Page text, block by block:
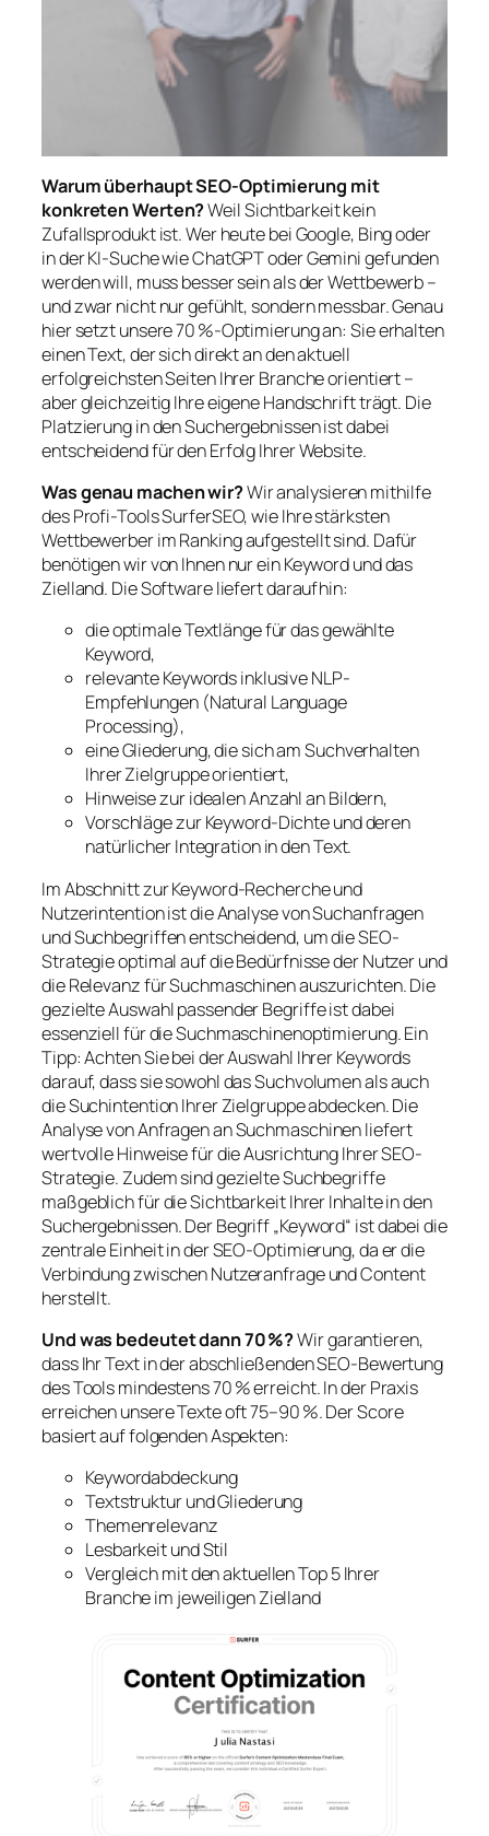
Warum überhaupt SEO-Optimierung mit
konkreten Werten?Weil Sichtbarkeit kein
Zufallsprodukt ist. Wer heute bei Google, Bing oder
in der KI-Suche wie ChatGPT oder Gemini gefunden
werden will, muss besser sein als der Wettbewerb –
und zwar nicht nur gefühlt, sondern messbar. Genau
hier setzt unsere 70 %-Optimierung an: Sie erhalten
einen Text, der sich direkt an den aktuell
erfolgreichsten Seiten Ihrer Branche orientiert –
aber gleichzeitig Ihre eigene Handschrift trägt. Die
Platzierung in den Suchergebnissen ist dabei
entscheidend für den Erfolg Ihrer Website.
Was genau machen wir?Wir analysieren mithilfe
des Profi-Tools SurferSEO, wie Ihre stärksten
Wettbewerber im Ranking aufgestellt sind. Dafür
benötigen wir von Ihnen nur ein Keyword und das
Zielland. Die Software liefert daraufhin:
die optimale Textlänge für das gewählte
Keyword,
relevante Keywords inklusive NLP-
Empfehlungen (Natural Language
Processing),
eine Gliederung, die sich am Suchverhalten
Ihrer Zielgruppe orientiert,
Hinweise zur idealen Anzahl an Bildern,
Vorschläge zur Keyword-Dichte und deren
natürlicher Integration in den Text.
Im Abschnitt zur Keyword-Recherche und
Nutzerintention ist die Analyse von Suchanfragen
und Suchbegriffen entscheidend, um die SEO-
Strategie optimal auf die Bedürfnisse der Nutzer und
die Relevanz für Suchmaschinen auszurichten. Die
gezielte Auswahl passender Begriffe ist dabei
essenziell für die Suchmaschinenoptimierung. Ein
Tipp: Achten Sie bei der Auswahl Ihrer Keywords
darauf, dass sie sowohl das Suchvolumen als auch
die Suchintention Ihrer Zielgruppe abdecken. Die
Analyse von Anfragen an Suchmaschinen liefert
wertvolle Hinweise für die Ausrichtung Ihrer SEO-
Strategie. Zudem sind gezielte Suchbegriffe
maßgeblich für die Sichtbarkeit Ihrer Inhalte in den
Suchergebnissen. Der Begriff „Keyword“ ist dabei die
zentrale Einheit in der SEO-Optimierung, da er die
Verbindung zwischen Nutzeranfrage und Content
herstellt.
Und was bedeutet dann 70 %?Wir garantieren,
dass Ihr Text in der abschließenden SEO-Bewertung
des Tools mindestens 70 % erreicht. In der Praxis
erreichen unsere Texte oft 75–90 %. Der Score
basiert auf folgenden Aspekten:
Keywordabdeckung
Textstruktur und Gliederung
Themenrelevanz
Lesbarkeit und Stil
Vergleich mit den aktuellen Top 5 Ihrer
Branche im jeweiligen Zielland